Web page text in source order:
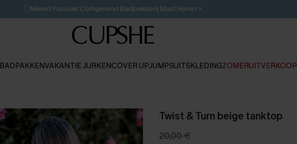
🩱 Meest Populair Corrigerend Badpakken| Must Have>>
💌Abonneer je & ontvang tot 15% korting>>
Koop 3, krijg 15% korting | CODE: SW15 1D:9H:52M:47S
BADPAKKENVAKANTIE JURKENCOVER UPJUMPSUITSKLEDINGZOMERUITVERKOOP
Twist & Turn beige tanktop
20,00 €